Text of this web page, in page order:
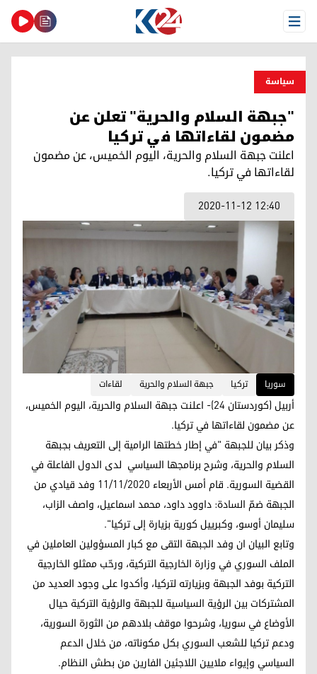
Open Menu
سیاسة
"جبهة السلام والحرية" تعلن عن
مضمون لقاءاتها في تركيا
اعلنت جبهة السلام والحرية، اليوم الخميس، عن مضمون
لقاءاتها في تركيا.
2020-11-12 12:40
سوریا تركيا جبهة السلام والحرية لقاءات
أربيل (كوردستان 24)- اعلنت جبهة السلام والحرية، اليوم الخميس،
عن مضمون لقاءاتها في تركيا.
وذكر بيان للجبهة "في إطار خطتها الرامية إلى التعريف بجبهة
السلام والحرية، وشرح برنامجها السياسي لدى الدول الفاعلة في
القضية السورية. قام أمس الأربعاء 11/11/2020 وفد قيادي من
الجبهة ضمّ السادة: داوود داود، محمد اسماعيل، واصف الزاب،
سليمان أوسو، وكبرييل كورية بزيارة إلى تركيا".
وتابع البيان ان وفد الجبهة التقى مع كبار المسؤولين العاملين في
الملف السوري في وزارة الخارجية التركية، ورحّب ممثلو الخارجية
التركية بوفد الجبهة وبزيارته لتركيا، وأكدوا على وجود العديد من
المشتركات بين الرؤية السياسية للجبهة والرؤية التركية حيال
الأوضاع في سوريا، وشرحوا موقف بلادهم من الثورة السورية،
ودعم تركيا للشعب السوري بكل مكوناته، من خلال الدعم
السياسي وإيواء ملايين اللاجئين الفارين من بطش النظام.